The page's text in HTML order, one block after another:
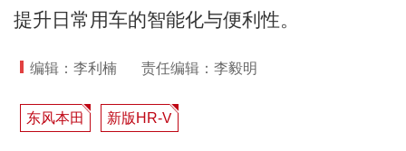
提升日常用车的智能化与便利性。
编辑：李利楠 责任编辑：李毅明
东风本田 新版HR-V